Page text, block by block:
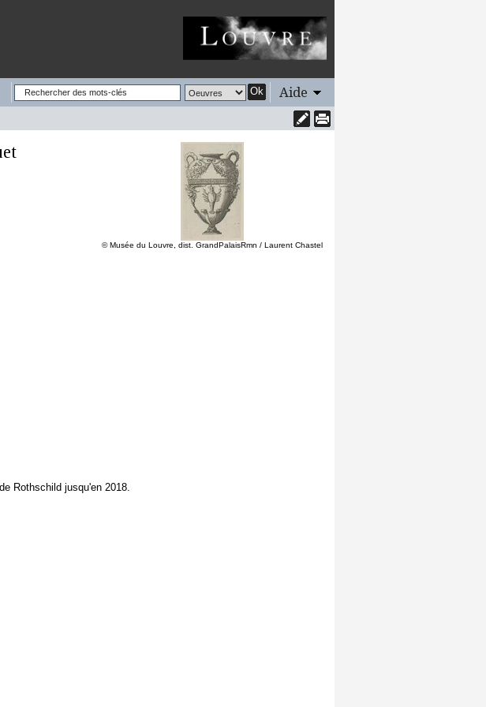
Ok Aide
© Musée du Louvre, dist. GrandPalaisRmn / Laurent Chastel
Rothschild jusqu'en 2018.